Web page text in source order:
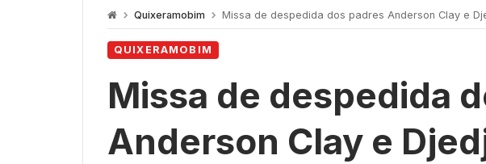
Quixeramobim Missa de despedida dos padres Anderson Clay e Djedje
QUIXERAMOBIM
Missa de despedida
Anderson Clay e